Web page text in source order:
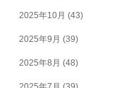
2025年10月 (43)
2025年9月 (39)
2025年8月 (48)